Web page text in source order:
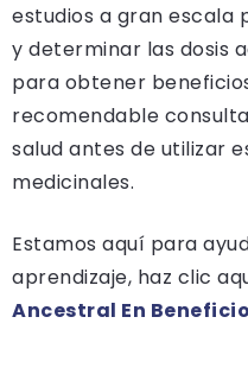
estudios a gran escala
y determinar las dosis
para obtener
recomendable
salud antes de utilizar
medicinales.
Estamos aquí para
aprendizaje, haz clic
Ancestral En